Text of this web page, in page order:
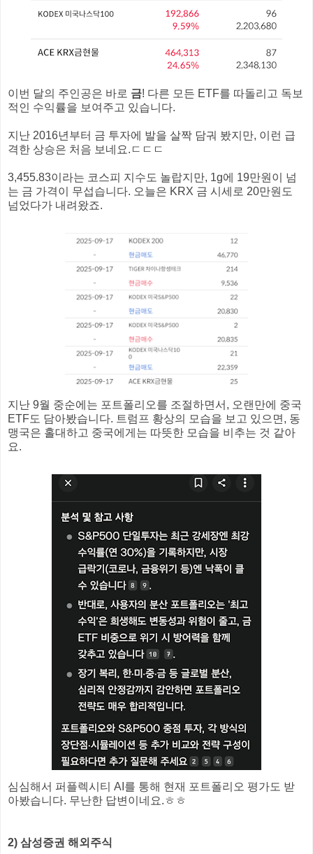
이번 달의 주인공은 바로 금! 다른 모든 ETF를 따돌리고 독보
적인 수익률을 보여주고 있습니다.
지난 2016년부터 금 투자에 발을 살짝 담궈 봤지만, 이런 급
격한 상승은 처음 보네요.ㄷㄷㄷ
3,455.83이라는 코스피 지수도 놀랍지만, 1g에 19만원이 넘
는 금 가격이 무섭습니다. 오늘은 KRX 금 시세로 20만원도
넘었다가 내려왔죠.
지난 9월 중순에는 포트폴리오를 조절하면서, 오랜만에 중국
ETF도 담아봤습니다. 트럼프 황상의 모습을 보고 있으면, 동
맹국은 홀대하고 중국에게는 따뜻한 모습을 비추는 것 같아
요.
심심해서 퍼플렉시티 AI를 통해 현재 포트폴리오 평가도 받
아봤습니다. 무난한 답변이네요.ㅎㅎ
2) 삼성증권 해외주식